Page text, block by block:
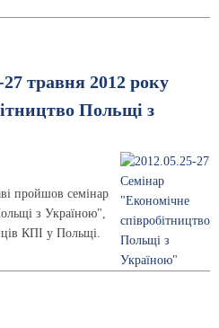
травня 2012 року
Польщі з
пройшов семінар
з Україною",
КПІ у Польщі.